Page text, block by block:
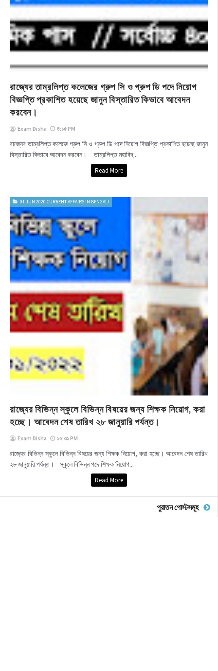
রাজ্যের তাম্রলিপ্ত কলেজের গ্রুপ সি ও গ্রুপ ডি পদে নিয়োগ
বিজ্ঞপ্তি প্রকাশিত হয়েছে জানুন বিস্তারিত কিভাবে আবেদন
করবেন।
Exam Disha ৪:১৫ PM
রাজ্যের তাম্রলিপ্ত কলেজে গ্রুপ সি ও গ্রুপ ডি পদে নিয়োগ বিজ্ঞপ্তি প্রকাশিত হয়েছে জানুন
বিস্তারিত কিভাবে আবেদন করবেন। তাম্রলিপ্ত মহাবিদ্...
Read More
01 JUN 2020 CURRENT AFFAIRS IN BENGALI
রাজ্যের বিভিন্ন স্কুলে বিভিন্ন বিষয়ের জন্য শিক্ষক নিয়োগ, করা
হচ্ছে। আবেদন শেষ তারিখ ২৮ জানুয়ারি পর্যন্ত।
Exam Disha ১২:৩১ PM
রাজ্যের বিভিন্ন স্কুলে বিভিন্ন বিষয়ের জন্য শিক্ষক নিয়োগ, করা হচ্ছে। আবেদন শেষ তারিখ
২৮ জানুয়ারি পর্যন্ত। স্কুলে বিভিন্ন পদে শিক্ষক নিয়োগ...
Read More
পুরাতন পোস্টসমূহ